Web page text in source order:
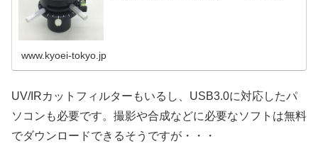
www.kyoei-tokyo.jp
UV/IRカットフィルターもいるし、USB3.0に対応したパ
ソコンも必要です。撮影や合成などに必要なソフトは無料
でダウンロードできるそうですが・・・